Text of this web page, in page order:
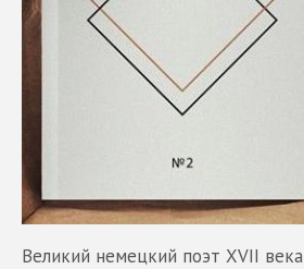
Великий немецкий поэт XVII века